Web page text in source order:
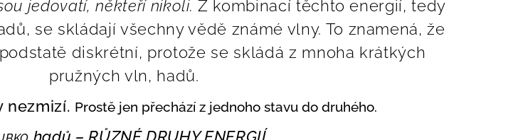
jedovatí, někteří nikoli. Z kombinací těchto energií, tedy
se skládají všechny vědě známé vlny. To znamená, že
diskrétní, protože se skládá z mnoha krátkých
pružných vln, hadů.
nezmizí. Prostě jen přechází z jednoho stavu do druhého.